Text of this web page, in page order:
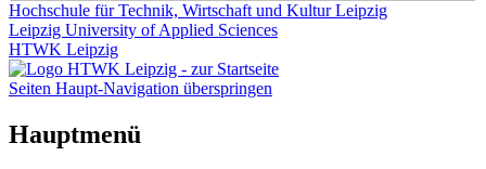
Hochschule für Technik, Wirtschaft und Kultur Leipzig
Leipzig University of Applied Sciences
HTWK Leipzig
Seiten Haupt-Navigation überspringen
Hauptmenü